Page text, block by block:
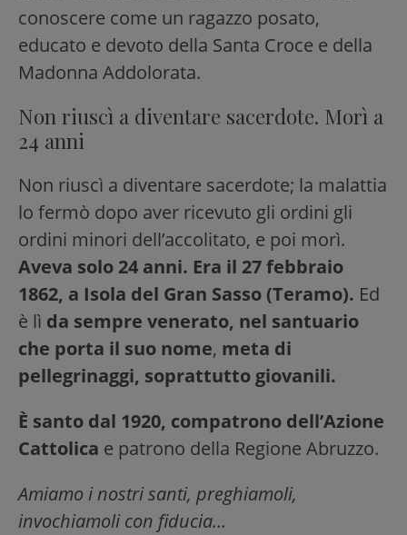
conoscere come un ragazzo posato,
educato e devoto della Santa Croce e della
Madonna Addolorata.
Non riuscì a diventare sacerdote. Morì a
24 anni
Non riuscì a diventare sacerdote; la malattia
lo fermò dopo aver ricevuto gli ordini gli
ordini minori dell’accolitato, e poi morì.
Aveva solo 24 anni. Era il 27 febbraio
1862, a Isola del Gran Sasso (Teramo). Ed
è lì da sempre venerato, nel santuario
che porta il suo nome, meta di
pellegrinaggi, soprattutto giovanili.
È santo dal 1920, compatrono dell’Azione
Cattolica e patrono della Regione Abruzzo.
Amiamo i nostri santi, preghiamoli,
invochiamoli con fiducia…